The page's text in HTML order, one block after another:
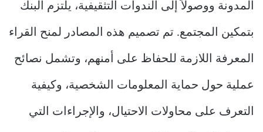
المدونة ووصولاً إلى الندوات التثقيفية، يلتزم البنك
بتمكين المجتمع. تم تصميم هذه المصادر لمنح القراء
المعرفة اللازمة للحفاظ على أمنهم، وتشمل نصائح
عملية حول حماية المعلومات الشخصية، وكيفية
التعرف على محاولات الاحتيال، والإجراءات التي